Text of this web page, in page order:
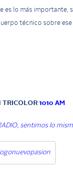
lo más importante,
técnico sobre
TRICOLOR 1010 AM
sentimos lo